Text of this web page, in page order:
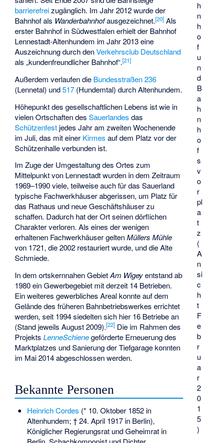
h
n
h
o
f
u
n
d
B
a
h
n
h
o
f
s
v
o
r
pl
a
t
z
(
A
n
si
c
h
t
F
e
b
r
u
a
r
2
0
1
5
)
barrierefreizugänglich. Im Jahr 2012 wurde der
Bahnhof als Wanderbahnhofausgezeichnet.[20] Als
erster Bahnhof in Südwestfalen erhielt der Bahnhof
Lennestadt-Altenhundem im Jahr 2013 eine
Auszeichnung durch denVerkehrsclub Deutschland
als „kundenfreundlicher Bahnhof“.[21]
Außerdem verlaufen die Bundesstraßen 236
(Lennetal) und517 (Hundemtal) durch Altenhundem.
Höhepunkt des gesellschaftlichen Lebens ist wie in
vielen Ortschaften desSauerlandes das
Schützenfest jedes Jahr am zweiten Wochenende
im Juli, das mit einer Kirmes auf dem Platz vor der
Schützenhalle verbunden ist.
Im Zuge der Umgestaltung des Ortes zum
Mittelpunkt von Lennestadt wurden in dem Zeitraum
1969–1990 viele, teilweise auch für das Sauerland
typische Fachwerkhäuser abgerissen, um Platz für
das Rathaus und neue Geschäftshäuser zu
schaffen. Dadurch hat der Ort seinen dörflichen
Charakter verloren. Als eines der wenigen
erhaltenen Fachwerkhäuser geltenMüllers Mühle
von 1721, die 2002 restauriert wurde, und die Alte
Schmiede.
In dem ortskernnahen GebietAm Wigeyentstand ab
1980 ein Gewerbegebiet mit derzeit 14 Betrieben.
Ein weiteres gewerbliches Areal konnte auf dem
Gelände des früheren Bahnbetriebswerkes errichtet
werden, seit 1994 siedelten sich hier 16 Betriebe an
(Stand jeweils August 2009).[22] Die im Rahmen des
ProjektsLenneSchienegeförderte Erneuerung des
Marktplatzes und Sanierung der Tiefgarage konnten
im Mai 2014 abgeschlossen werden.
Bekannte Personen
Heinrich Cordes (* 10. Oktober 1852 in
Altenhundem; † 24. April 1917 in Berlin),
Königlicher Regierungsrat und Geheimrat in